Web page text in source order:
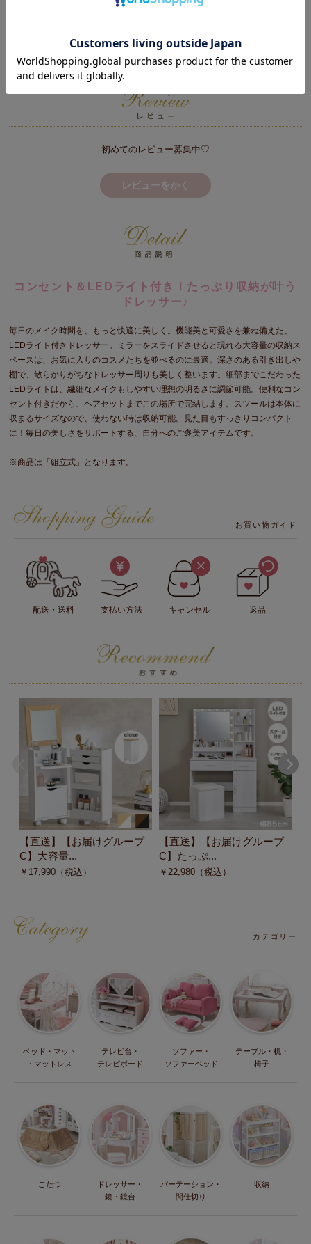
※搬入ができずに返品となる場合は、往復運賃を請求する場合がござい
ます。予めご了承ください。
※日時指定不可
初めてのレビュー募集中♡
レビューをかく
コンセント＆LEDライト付き！たっぷり収納が叶う
ドレッサー♪
毎日のメイク時間を、もっと快適に美しく。機能美と可愛さを兼ね備えた、
LEDライト付きドレッサー。ミラーをスライドさせると現れる大容量の収納ス
ペースは、お気に入りのコスメたちを並べるのに最適。深さのある引き出しや
棚で、散らかりがちなドレッサー周りも美しく整います。細部までこだわった
LEDライトは、繊細なメイクもしやすい理想の明るさに調節可能。便利なコン
セント付きだから、ヘアセットまでこの場所で完結します。スツールは本体に
収まるサイズなので、使わない時は収納可能。見た目もすっきりコンパクト
に！毎日の美しさをサポートする、自分へのご褒美アイテムです。
※商品は「組立式」となります。
お買い物ガイド
配送・送料 支払い方法 キャンセル 返品
【直送】【お届けグループ
C】大容量...
￥ 17,990 （税込）
【直送】【お届けグループ
C】たっぷ...
￥22,980 （税込）
カテゴリー
ベッド・マット
・マットレス
テレビ台・
テレビボード
ソファー・
ソファーベッド
テーブル・机・
椅子
こたつ
ドレッサー・
鏡・鏡台
パーテーション・
間仕切り
収納